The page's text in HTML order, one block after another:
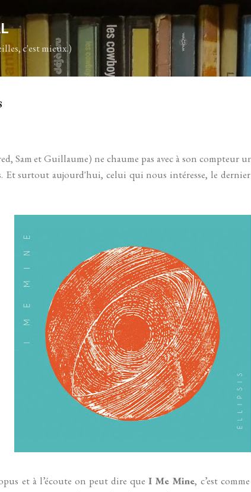
Accéder au contenu principal
c'est mieux.)
Sam et Guillaume) ne chaume pas avec à son compteur
Et surtout aujourd'hui, celui qui nous intéresse, le
et à l’écoute on peut dire queI Me Mine, c’est